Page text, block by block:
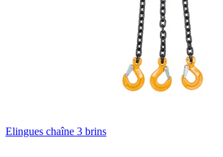
Elingues chaîne 3 brins